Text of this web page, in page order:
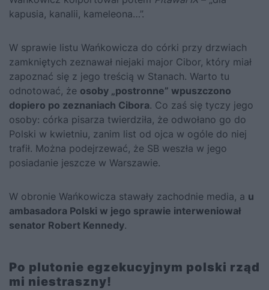
kapusia, kanalii, kameleona…”.
W sprawie listu Wańkowicza do córki przy drzwiach
zamkniętych zeznawał niejaki major Cibor, który miał
zapoznać się z jego treścią w Stanach. Warto tu
odnotować, że osoby „postronne” wpuszczono
dopiero po zeznaniach Cibora. Co zaś się tyczy jego
osoby: córka pisarza twierdziła, że odwołano go do
Polski w kwietniu, zanim list od ojca w ogóle do niej
trafił. Można podejrzewać, że SB weszła w jego
posiadanie jeszcze w Warszawie.
W obronie Wańkowicza stawały zachodnie media, a u
ambasadora Polski w jego sprawie interweniował
senator Robert Kennedy.
Po plutonie egzekucyjnym polski rząd
mi niestraszny!